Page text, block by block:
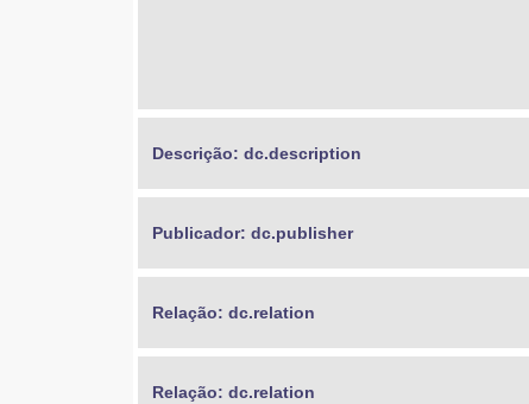
Descrição: dc.description
Publicador: dc.publisher
Relação: dc.relation
Relação: dc.relation